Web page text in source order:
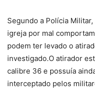
Segundo a Polícia
igreja por mal
podem ter levado o
investigado.O atirador
calibre 36 e possuía
interceptado pelos